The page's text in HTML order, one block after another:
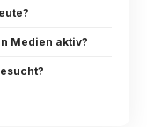
Medien aktiv?